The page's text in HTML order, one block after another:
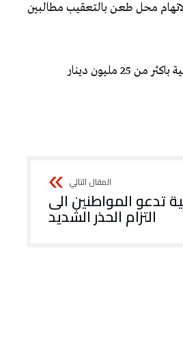
الاتهام محل طعن بالتعقيب مطالبين
تدعو المواطنين الى
التزام الحذر الشديد